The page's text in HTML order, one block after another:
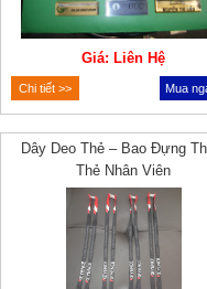
Giá: Liên Hệ
Chi tiết >> Mua
Dây Deo Thẻ – Bao Đựng
Thẻ Nhân Viên